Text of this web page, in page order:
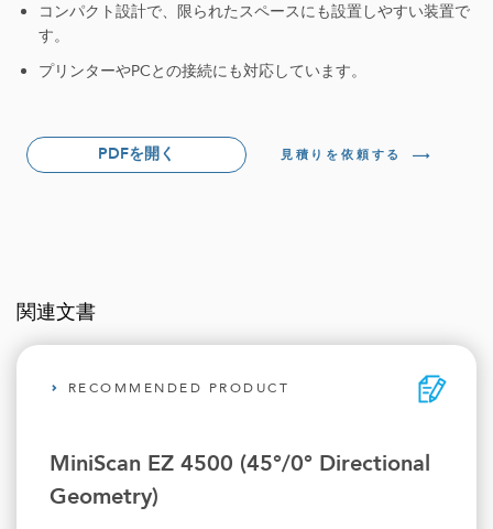
コンパクト設計で、限られたスペースにも設置しやすい装置で
す。
プリンターやPCとの接続にも対応しています。
PDFを開く 見積りを依頼する
関連文書
RECOMMENDED PRODUCT
MiniScan EZ 4500 (45°/0° Directional
Geometry)